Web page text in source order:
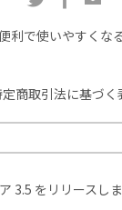
利で使いやすくな
商取引法に基づく
3.5 をリリースし